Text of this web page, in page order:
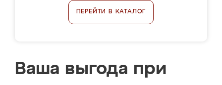
ПЕРЕЙТИ В КАТАЛОГ
Ваша выгода при